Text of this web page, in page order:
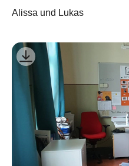
Alissa und Lukas